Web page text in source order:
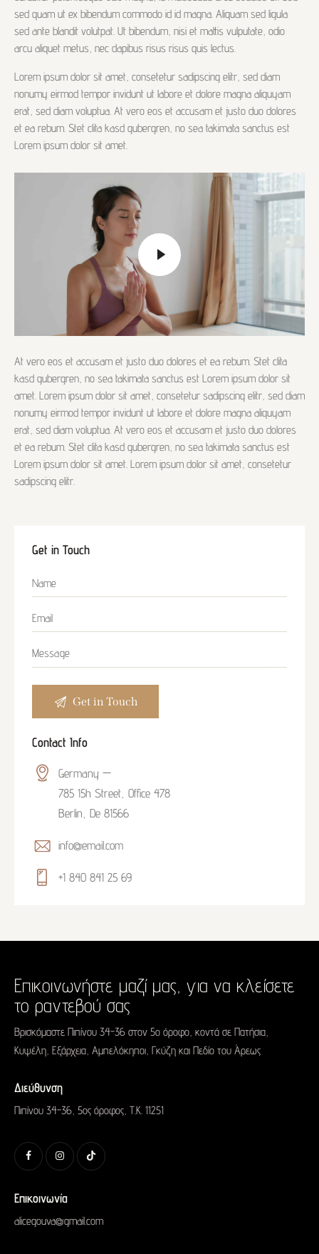
sed quam ut ex bibendum commodo id id magna. Aliquam sed ligula
sed ante blandit volutpat. Ut bibendum, nisi et mattis vulputate, odio
arcu aliquet metus, nec dapibus risus risus quis lectus.
Lorem ipsum dolor sit amet, consetetur sadipscing elitr, sed diam
nonumy eirmod tempor invidunt ut labore et dolore magna aliquyam
erat, sed diam voluptua. At vero eos et accusam et justo duo dolores
et ea rebum. Stet clita kasd gubergren, no sea takimata sanctus est
Lorem ipsum dolor sit amet.
At vero eos et accusam et justo duo dolores et ea rebum. Stet clita
kasd gubergren, no sea takimata sanctus est Lorem ipsum dolor sit
amet. Lorem ipsum dolor sit amet, consetetur sadipscing elitr, sed diam
nonumy eirmod tempor invidunt ut labore et dolore magna aliquyam
erat, sed diam voluptua. At vero eos et accusam et justo duo dolores
et ea rebum. Stet clita kasd gubergren, no sea takimata sanctus est
Lorem ipsum dolor sit amet. Lorem ipsum dolor sit amet, consetetur
sadipscing elitr.
Get in Touch
Contact Info
Germany —
785 15h Street, Office 478
Berlin, De 81566
info@email.com
+1 840 841 25 69
Επικοινωνήστε μαζί μας, για να κλείσετε
το ραντεβού σας
Βρισκόμαστε Πιπίνου 34-36 στον 5ο όροφο, κοντά σε Πατήσια,
Κυψέλη, Εξάρχεια, Αμπελόκηποι, Γκύζη και Πεδίο του Άρεως
Διεύθυνση
Πιπίνου 34-36, 5ος όροφος, Τ.Κ. 11251
Επικοινωνία
alicegouva@gmail.com